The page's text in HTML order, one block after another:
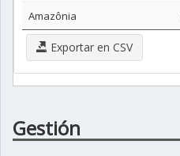
Amazônia
Exportar en CSV
Gestión